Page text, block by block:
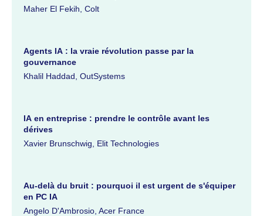
Maher El Fekih, Colt
Agents IA : la vraie révolution passe par la
gouvernance
Khalil Haddad, OutSystems
IA en entreprise : prendre le contrôle avant les
dérives
Xavier Brunschwig, Elit Technologies
Au-delà du bruit : pourquoi il est urgent de s'équiper
en PC IA
Angelo D'Ambrosio, Acer France